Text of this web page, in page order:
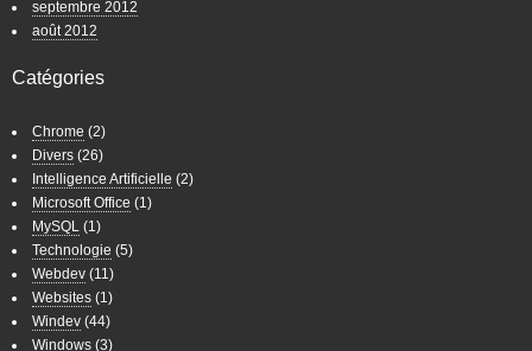
septembre 2012
août 2012
Catégories
Chrome (2)
Divers (26)
Intelligence Artificielle (2)
Microsoft Office (1)
MySQL (1)
Technologie (5)
Webdev (11)
Websites (1)
Windev (44)
Windows (3)